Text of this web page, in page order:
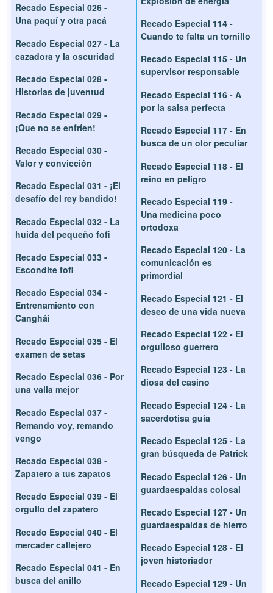
Recado Especial 026 -
Una paquí y otra pacá
Recado Especial 027 - La
cazadora y la oscuridad
Recado Especial 028 -
Historias de juventud
Recado Especial 029 -
¡Que no se enfríen!
Recado Especial 030 -
Valor y convicción
Recado Especial 031 - ¡El
desafío del rey bandido!
Recado Especial 032 - La
huida del pequeño fofi
Recado Especial 033 -
Escondite fofi
Recado Especial 034 -
Entrenamiento con
Canghái
Recado Especial 035 - El
examen de setas
Recado Especial 036 - Por
una valla mejor
Recado Especial 037 -
Remando voy, remando
vengo
Recado Especial 038 -
Zapatero a tus zapatos
Recado Especial 039 - El
orgullo del zapatero
Recado Especial 040 - El
mercader callejero
Recado Especial 041 - En
busca del anillo
Recado Especial 114 -
Cuando te falta un tornillo
Recado Especial 115 - Un
supervisor responsable
Recado Especial 116 - A
por la salsa perfecta
Recado Especial 117 - En
busca de un olor peculiar
Recado Especial 118 - El
reino en peligro
Recado Especial 119 -
Una medicina poco
ortodoxa
Recado Especial 120 - La
comunicación es
primordial
Recado Especial 121 - El
deseo de una vida nueva
Recado Especial 122 - El
orgulloso guerrero
Recado Especial 123 - La
diosa del casino
Recado Especial 124 - La
sacerdotisa guía
Recado Especial 125 - La
gran búsqueda de Patrick
Recado Especial 126 - Un
guardaespaldas colosal
Recado Especial 127 - Un
guardaespaldas de hierro
Recado Especial 128 - El
joven historiador
Recado Especial 129 - Un